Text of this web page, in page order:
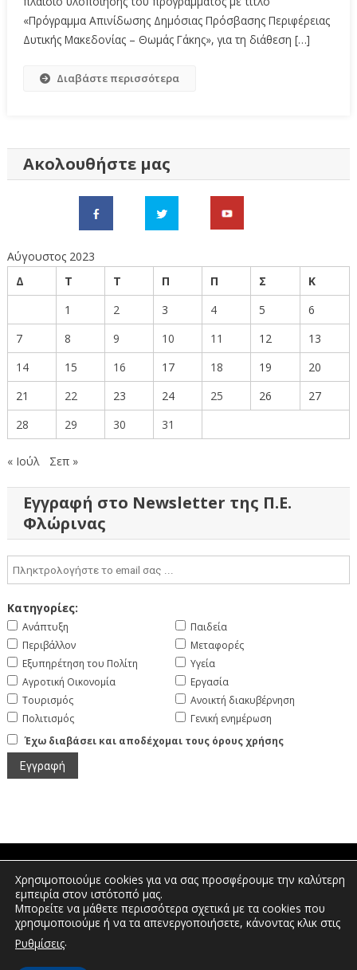
«Πρόγραμμα Απινίδωσης Δημόσιας Πρόσβασης Περιφέρειας
Δυτικής Μακεδονίας – Θωμάς Γάκης», για τη διάθεση […]
Διαβάστε περισσότερα
Ακολουθήστε μας
Αύγουστος 2023
Δ
Τ Τ Π Π Σ
Κ
1
2 3 4 5
6
7
8 9 10 11 12
13
14
15 16 17 18 19
20
21
22 23 24 25 26
27
28
29 30 31
« Ιούλ Σεπ »
Εγγραφή στο Newsletter της Π.Ε.
Φλώρινας
Κατηγορίες:
Ανάπτυξη
Περιβάλλον
Εξυπηρέτηση του Πολίτη
Αγροτική Οικονομία
Τουρισμός
Πολιτισμός
Παιδεία
Μεταφορές
Υγεία
Εργασία
Ανοικτή διακυβέρνηση
Γενική ενημέρωση
Έχω διαβάσει και αποδέχομαι τους όρους χρήσης
Πτολεμαίων 1, Διοικητήριο Φλώρινας |
Τηλέφωνο: 2385350400 | Email:
info.florina@pdm.gov.gr
Χρησιμοποιούμε cookies για να σας προσφέρουμε την καλύτερη
εμπειρία στον ιστότοπό μας.
Μπορείτε να μάθετε περισσότερα σχετικά με τα cookies που
χρησιμοποιούμε ή να τα απενεργοποιήσετε, κάνοντας κλικ στις
Ρυθμίσεις.